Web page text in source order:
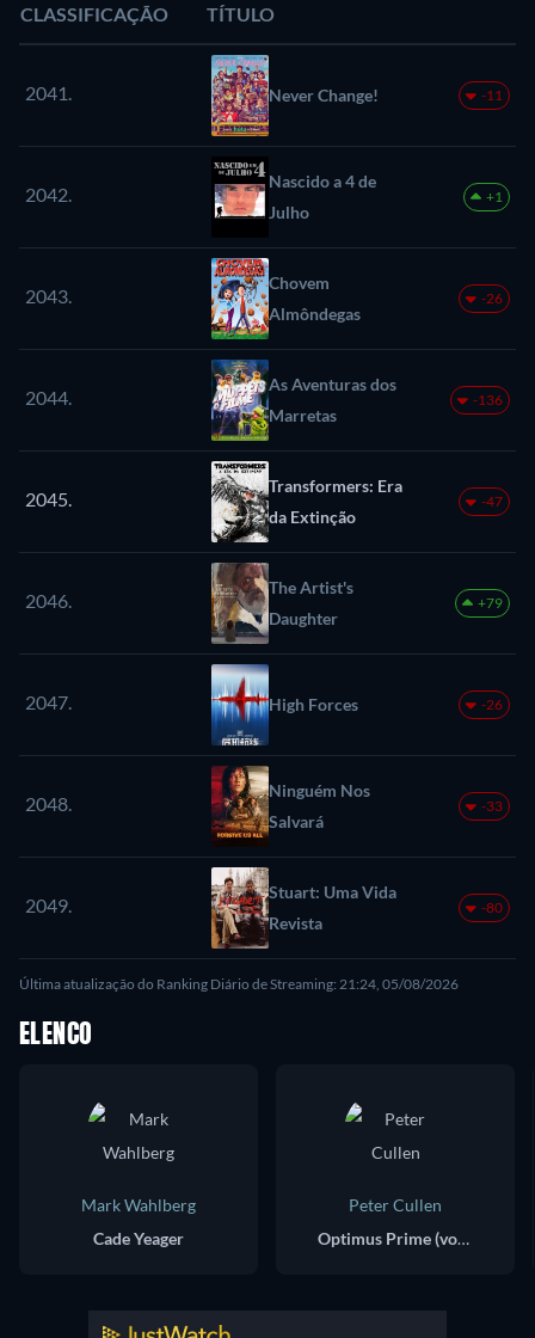
CLASSIFICAÇÃO TÍTULO
2041. Never Change! -11
2042.
Nascido a 4 de
Julho
+1
2043.
Chovem
Almôndegas
-26
2044.
As Aventuras dos
Marretas
-136
2045.
Transformers: Era
da Extinção
-47
2046.
The Artist's
Daughter
+79
2047. High Forces -26
2048.
Ninguém Nos
Salvará
-33
2049.
Stuart: Uma Vida
Revista
-80
Última atualização do Ranking Diário de Streaming: 21:24, 05/08/2026
ELENCO
Mark Wahlberg
Cade Yeager
Peter Cullen
Optimus Prime (voice)